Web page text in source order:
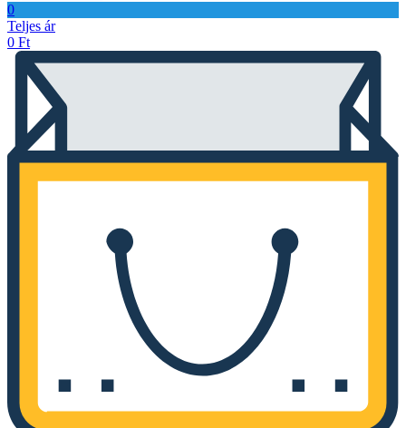
0
Teljes ár
0 Ft